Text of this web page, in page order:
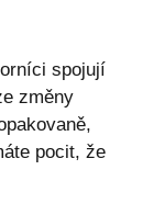
spojují
změny
pocit, že